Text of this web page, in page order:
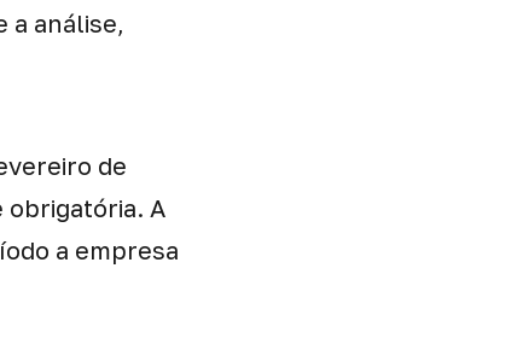
análise,
de
obrigatória. A
a empresa